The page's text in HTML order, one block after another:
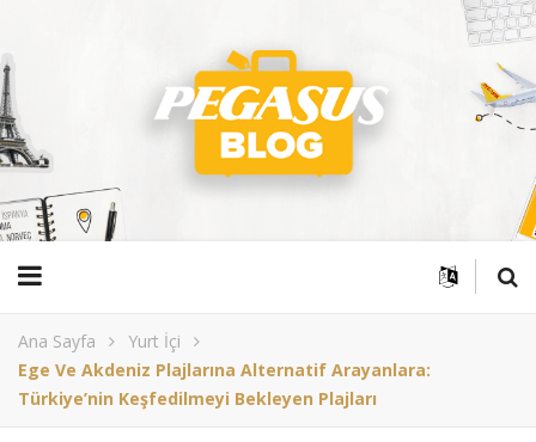
Ana Sayfa
Yurt İçi
Ege Ve Akdeniz Plajlarına Alternatif Arayanlara:
Türkiye’nin Keşfedilmeyi Bekleyen Plajları